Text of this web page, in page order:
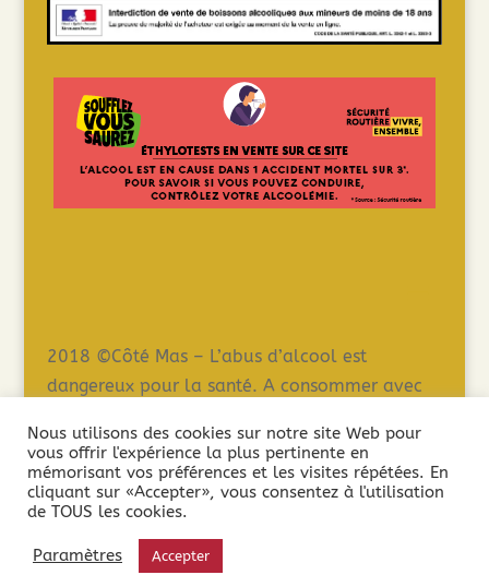
2018 ©Côté Mas – L’abus d’alcool est
dangereux pour la santé. A consommer avec
est interdite aux mineurs de moins de 18 ans.
La preuve de la majorité de l’acheteur est
exigée au moment de la vente en ligne.
Nous utilisons des cookies sur notre site Web pour
vous offrir l'expérience la plus pertinente en
mémorisant vos préférences et les visites répétées. En
cliquant sur «Accepter», vous consentez à l'utilisation
de TOUS les cookies.
Paramètres Accepter